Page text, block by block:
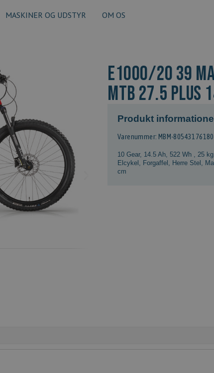
MASKINER OG UDSTYR OM OS
E1000/20 39
MTB 27.5 PLUS
Produkt
Varenummer: MBM-
10 Gear, 14.5 Ah, 522 Wh 25 kg.
Elcykel
Forgaffel Herre Stel
cm